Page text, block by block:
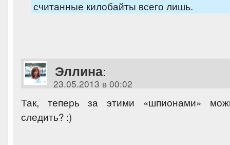
считанные килобайты всего лишь.
Эллина:
23.05.2013 в 00:02
Так, теперь за этими «шпионами»
следить? :)